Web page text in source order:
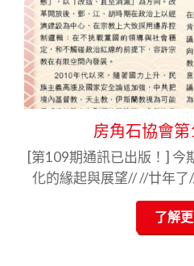
房角石協會
[第109期通訊已出版！] 今
化的緣起與展望// //廿年了
了解